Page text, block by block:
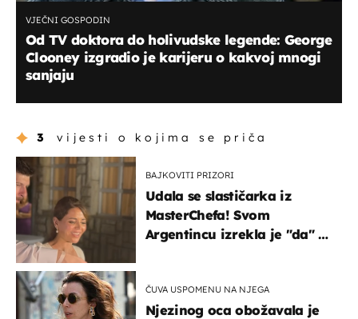
VJEČNI GOSPODIN
Od TV doktora do holivudske legende: George
Clooney izgradio je karijeru o kakvoj mnogi
sanjaju
3 vijesti o kojima se priča
BAJKOVITI PRIZORI
Udala se slastičarka iz
MasterChefa! Svom
Argentincu izrekla je "da" u
ČUVA USPOMENU NA NJEGA
Njezinog oca obožavala je